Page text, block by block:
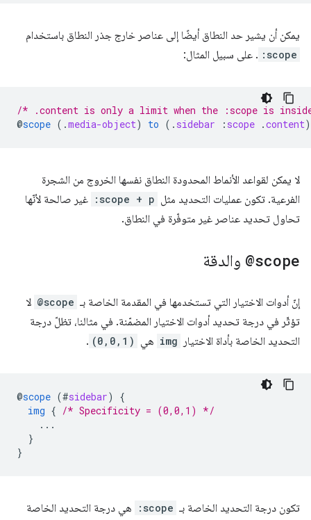
يمكن أن يشير حد النطاق أيضًا إلى عناصر خارج جذر النطاق باستخدام
:scope . على سبيل المثال:
/* .content is only a limit when the :scope is
@scope ( .media-object) to ( . sidebar : scope .content)
لا يمكن لقواعد الأنماط المحدودة النطاق نفسها الخروج من الشجرة
الفرعية. تكون عمليات التحديد مثل :scope + p غير صالحة لأنّها
تحاول تحديد عناصر غير متوفّرة في النطاق.
@scope والدقة
إنّ أدوات الاختيار التي تستخدمها في المقدمة الخاصة بـ @scope لا
تؤثّر في درجة تحديد أدوات الاختيار المضمّنة. في مثالنا، تظلّ درجة
التحديد الخاصة بأداة الاختيار
img هي (0,0,1)
.
@scope (#sidebar)
{
img { /* Specificity = (0,0,1) */
...
}
}
تكون درجة التحديد الخاصة بـ :scope هي درجة التحديد الخاصة